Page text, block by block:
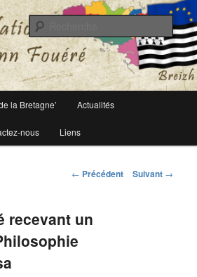
Fouéré
Yann Fouéré
la Bretagne’ Actualités
nous Liens
Navigation
← Précédent Suivant →
recevant un